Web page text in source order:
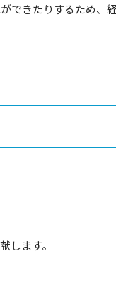
できたりするため、
します。